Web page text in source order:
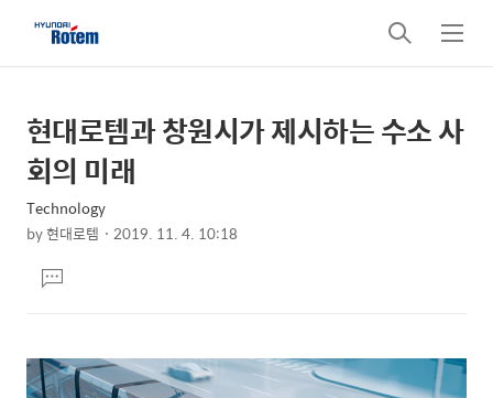
검
색
메
뉴
상
세
텐
본
문
제
목
현대로템과 창원시가 제시하는 수소 사
회의 미래
Technology
by현대로템 2019. 11. 4. 10:18
문댓
글